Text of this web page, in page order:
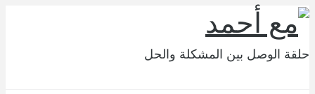
حلقة الوصل بين المشكلة والحل